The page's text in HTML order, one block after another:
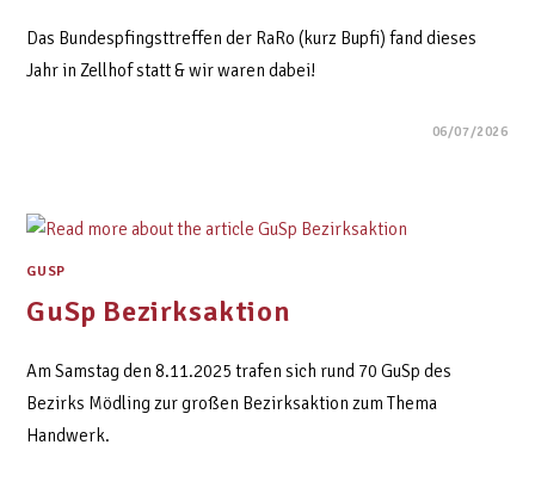
Das Bundespfingsttreffen der RaRo (kurz Bupfi) fand dieses
Jahr in Zellhof statt & wir waren dabei!
06/07/2026
GUSP
GuSp Bezirksaktion
Am Samstag den 8.11.2025 trafen sich rund 70 GuSp des
Bezirks Mödling zur großen Bezirksaktion zum Thema
Handwerk.